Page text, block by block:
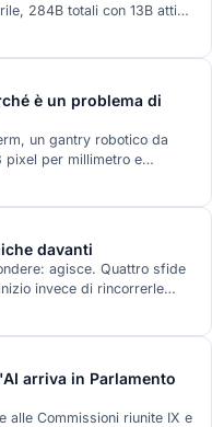
284B totali con 13B attivi,
rifatto: Terminal-Bench 2.1
è un problema di
un gantry robotico da
pixel per millimetro e
precoce non è il
AI approvato per
davanti
agisce. Quattro sfide
invece di rincorrerle
al dato, la conformità
arriva in Parlamento
alle Commissioni riunite IX e